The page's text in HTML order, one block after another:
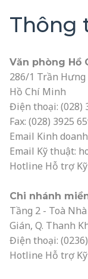
Thông
Văn phòng Hồ
286/1 Trần Hưng
Hồ Chí Minh
Điện thoại: (028)
Fax: (028) 3925
Email Kinh
Email Kỹ thuật:
Hotline Hỗ trợ
Chi nhánh
Tầng 2 - Toà
Gián, Q. Thanh
Điện thoại:
Hotline Hỗ trợ